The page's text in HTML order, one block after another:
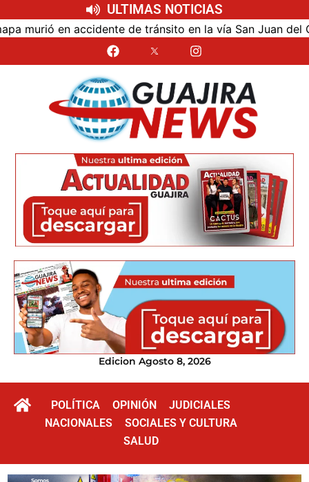
ULTIMAS NOTICIAS
en accidente de tránsito en la vía San Juan del
Edicion Agosto 8, 2026
POLÍTICA OPINIÓN
JUDICIALES
NACIONALES
SOCIALES Y CULTURA
SALUD